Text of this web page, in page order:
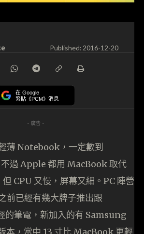
Published:2016-12-20
在 Google
緊貼《PCM》消息
- 廣告 -
薄 Notebook，一定數到
過 Apple 都用 MacBook 取代
CPU 又慢，屏幕又細。PC 陣營
前已經有幾大牌子推出跟
的筆電，新加入的有 Samsung